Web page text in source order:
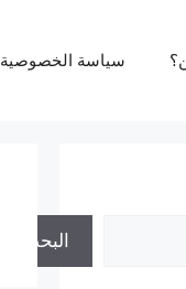
سياسة الخصوصية
البحث